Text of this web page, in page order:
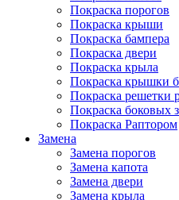
Покраска порогов
Покраска крыши
Покраска бампера
Покраска двери
Покраска крыла
Покраска крышки
Покраска решетки
Покраска боковых
Покраска Раптором
Замена
Замена порогов
Замена капота
Замена двери
Замена крыла